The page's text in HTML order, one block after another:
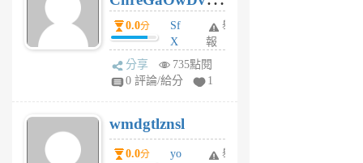
前
dY0.0分
Sf
X
Pe
Jc
R
P
m
舉
報
分享
735點閱
0 評論/給分
1
wmdgtlznsl
0.0分
yo
舉